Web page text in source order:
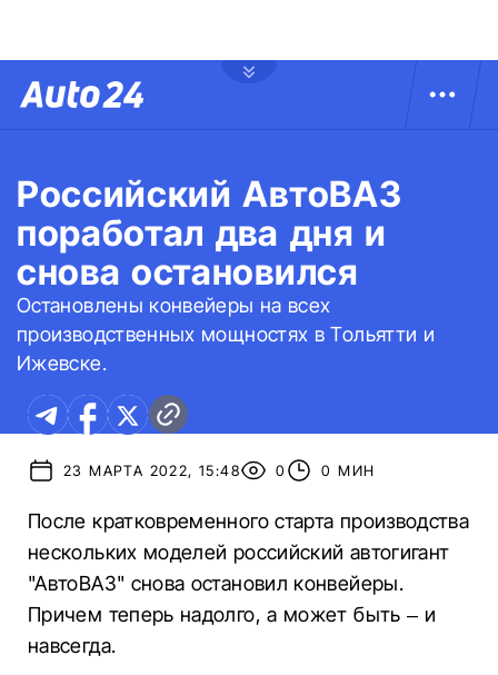
Российский АвтоВАЗ
поработал два дня и
снова остановился
Остановлены конвейеры на всех
производственных мощностях в Тольятти и
Ижевске.
23 МАРТА 2022, 15:48 0 0 МИН
После кратковременного старта производства
нескольких моделей российский автогигант
"АвтоВАЗ" снова остановил конвейеры.
Причем теперь надолго, а может быть – и
навсегда.